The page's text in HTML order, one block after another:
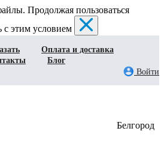
Продолжая пользоваться
с этим условием
Оплата и доставка
Блог
Войти
Белгород